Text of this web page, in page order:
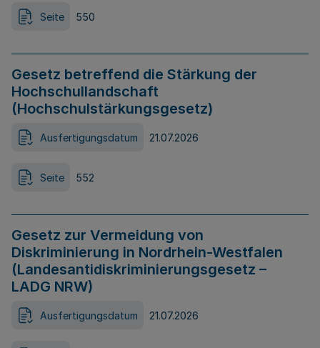
Seite 550
Gesetz betreffend die Stärkung der
Hochschullandschaft
(Hochschulstärkungsgesetz)
Ausfertigungsdatum 21.07.2026
Seite 552
Gesetz zur Vermeidung von
Diskriminierung in Nordrhein-Westfalen
(Landesantidiskriminierungsgesetz –
LADG NRW)
Ausfertigungsdatum 21.07.2026